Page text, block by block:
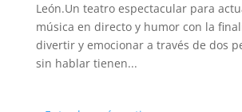
León.Un teatro espectacular para
música en directo y humor con la
divertir y emocionar a través de dos
sin hablar tienen...